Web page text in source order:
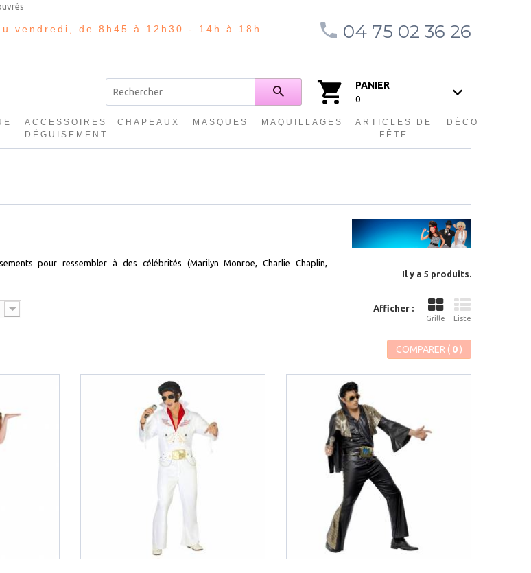
04 75 02 36 26
vendredi, de 8h45 à 12h30 - 14h à 18h
PANIER
0
ACCESSOIRES
DÉGUISEMENT
CHAPEAUX MASQUES MAQUILLAGES
ARTICLES DE
FÊTE
DÉCO
pour ressembler à des célébrités (Marilyn Monroe, Charlie Chaplin,
Il y a 5 produits.
Afficher :
Grille Liste
COMPARER ( 0)